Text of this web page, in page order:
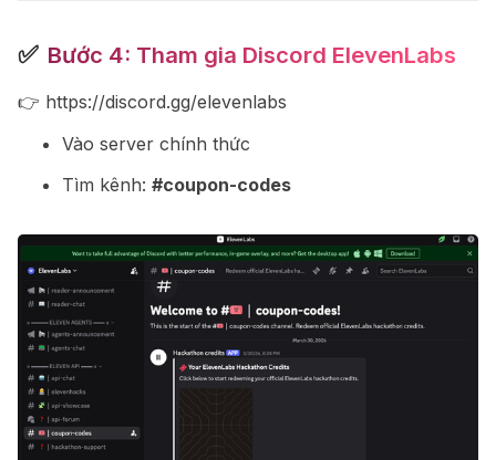
✅ Bước 4: Tham gia Discord ElevenLabs
👉 https://discord.gg/elevenlabs
Vào server chính thức
Tìm kênh: #coupon-codes